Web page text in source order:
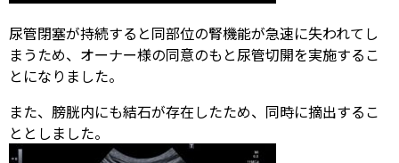
尿管閉塞が持続すると同部位の腎機能が急速に失われてし
まうため、オーナー様の同意のもと尿管切開を実施するこ
とになりました。
また、膀胱内にも結石が存在したため、同時に摘出するこ
ととしました。